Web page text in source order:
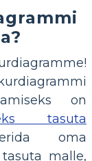
on
tasuta
oma
malle,